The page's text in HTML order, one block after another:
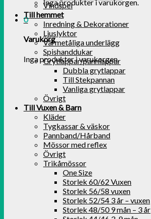
Inga produkter i varukorgen.
0
Varukorg
Inga produkter i varukorgen.
Vindspel
Till hemmet
Inredning & Dekorationer
Ljuslyktor
Värmetåliga underlägg
Spishanddukar
Grytlappar/pannlappar
Dubbla grytlappar
Till Stekpannan
Vanliga grytlappar
Övrigt
Till Vuxen & Barn
Kläder
Tygkassar & väskor
Pannband/Hårband
Mössor med reflex
Övrigt
Trikåmössor
One Size
Storlek 60/62 Vuxen
Storlek 56/58 vuxen
Storlek 52/54 3 år – vuxen
Storlek 48/50 9 mån – 3 år